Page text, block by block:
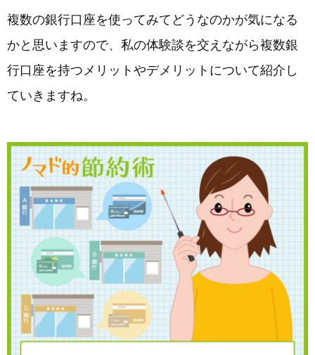
複数の銀行口座を使ってみてどうなのかが気になる
かと思いますので、私の体験談を交えながら複数銀
行口座を持つメリットやデメリットについて紹介し
ていきますね。